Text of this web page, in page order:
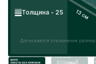
13 см
Толщина - 25